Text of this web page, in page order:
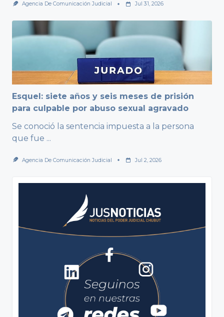
Agencia De Comunicación Judicial Jul 31, 2026
Esquel: siete años y seis meses de prisión
para culpable por abuso sexual agravado
Se conoció la sentencia impuesta a la persona
que fue ...
Agencia De Comunicación Judicial Jul 2, 2026